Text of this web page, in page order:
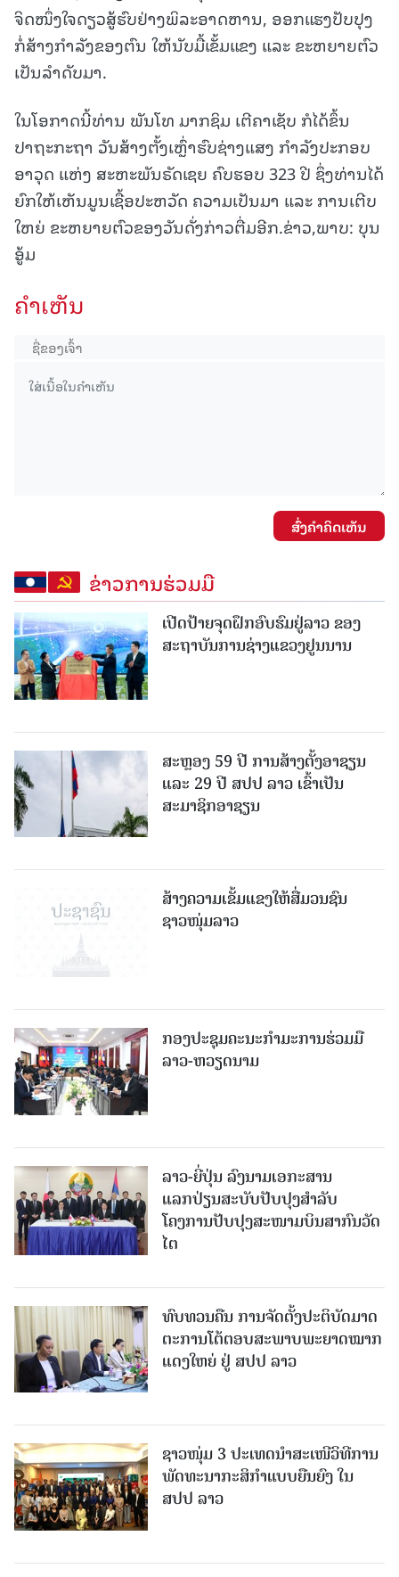
ຈິດໜຶ່ງໃຈດຽວສູ້ຮົບຢ່າງພິລະອາດຫານ, ອອກແຮງປັບປຸງ
ກໍ່ສ້າງກຳລັງຂອງຕົນ ໃຫ້ນັບມື້ເຂັ້ມແຂງ ແລະ ຂະຫຍາຍຕົວ
ເປັນລຳດັບມາ.
ໃນໂອກາດນີ້ທ່ານ ພັນໂທ ມາກຊິມ ເຕີຄາເຊັບ ກໍໄດ້ຂຶ້ນ
ປາຖະກະຖາ ວັນສ້າງຕັ້ງເຫຼົ່າຮົບຊ່າງແສງ ກໍາລັງປະກອບ
ອາວຸດ ແຫ່ງ ສະຫະພັນຣັດເຊຍ ຄົບຮອບ 323 ປີ ຊຶ່ງທ່ານໄດ້
ຍົກໃຫ້ເຫັນມູນເຊື້ອປະຫວັດ ຄວາມເປັນມາ ແລະ ການເຕີບ
ໃຫຍ່ ຂະຫຍາຍຕົວຂອງວັນດັ່ງກ່າວຕື່ມອີກ.ຂ່າວ,ພາບ: ບຸນ
ອູ້ມ
ຄໍາເຫັນ
ສົ່ງຄໍາຄິດເຫັນ
ຂ່າວການຮ່ວມມື
ເປີດປ້າຍຈຸດຝຶກອົບຮົມຢູ່ລາວ ຂອງ
ສະຖາບັນການຊ່າງແຂວງຢູນນານ
ສະຫຼອງ 59 ປີ ການສ້າງຕັ້ງອາຊຽນ
ແລະ 29 ປີ ສປປ ລາວ ເຂົ້າເປັນ
ສະມາຊິກອາຊຽນ
ສ້າງຄວາມເຂັ້ມແຂງໃຫ້ສື່ມວນຊົນ
ຊາວໜຸ່ມລາວ
ກອງປະຊຸມຄະນະກຳມະການຮ່ວມມື
ລາວ-ຫວຽດນາມ
ລາວ-ຍີ່ປຸ່ນ ລົງນາມເອກະສານ
ແລກປ່ຽນສະບັບປັບປຸງສໍາລັບ
ໂຄງການປັບປຸງສະໜາມບິນສາກົນວັດ
ໄຕ
ທົບທວນຄືນ ການຈັດຕັ້ງປະຕິບັດມາດ
ຕະການໂຕ້ຕອບສະພາບພະຍາດໝາກ
ແດງໃຫຍ່ ຢູ່ ສປປ ລາວ
ຊາວໜຸ່ມ 3 ປະເທດນຳສະເໜີວິທີການ
ພັດທະນາກະສິກຳແບບຍືນຍົງ ໃນ
ສປປ ລາວ